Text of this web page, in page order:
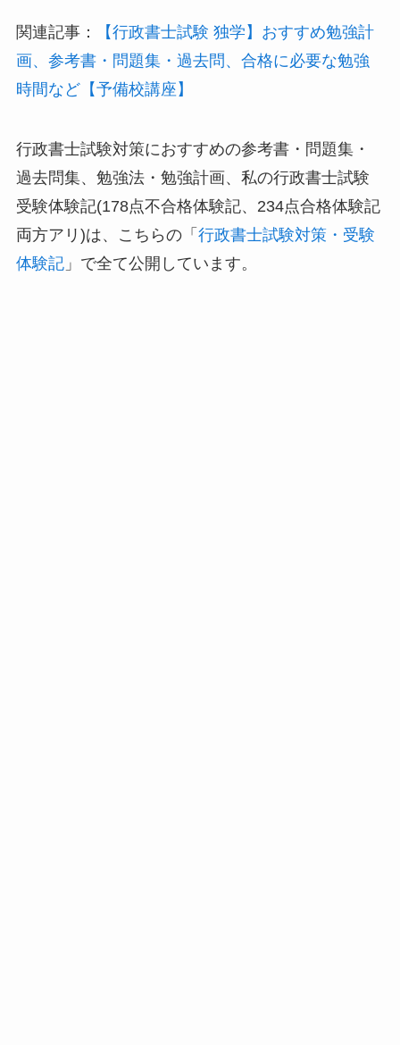
関連記事：
【行政書士試験 独学】おすすめ勉強計
画、参考書・問題集・過去問、合格に必要な勉強
時間など【予備校講座】
行政書士試験対策におすすめの参考書・問題集・
過去問集、勉強法・勉強計画、私の行政書士試験
受験体験記(178点不合格体験記、234点合格体験記
両方アリ)は、こちらの「 行政書士試験対策・受験
体験記」で全て公開しています。